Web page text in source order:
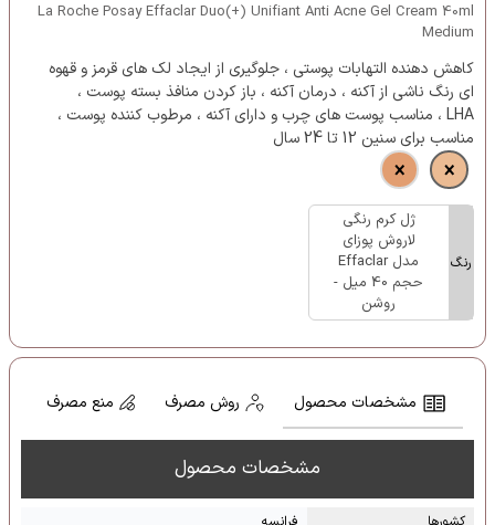
La Roche Posay Effaclar Duo(+) Unifiant Anti Acne Gel Cream 40ml
Medium
کاهش دهنده التهابات پوستی ، جلوگیری از ایجاد لک های قرمز و قهوه
ای رنگ ناشی از آکنه ، درمان آکنه ، باز کردن منافذ بسته پوست ،
LHA ، مناسب پوست های چرب و دارای آکنه ، مرطوب کننده پوست ،
مناسب برای سنین 12 تا 24 سال
رنگ
ژل کرم رنگی
لاروش پوزای
مدل Effaclar
حجم 40 میل -
روشن
مشخصات محصول روش مصرف منع مصرف
مشخصات محصول